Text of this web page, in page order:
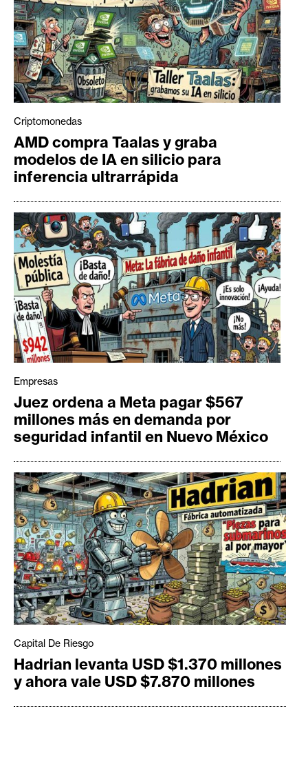
Criptomonedas
AMD compra Taalas y graba
modelos de IA en silicio para
inferencia ultrarrápida
Empresas
Juez ordena a Meta pagar $567
millones más en demanda por
seguridad infantil en Nuevo México
Capital De Riesgo
Hadrian levanta USD $1.370 millones
y ahora vale USD $7.870 millones